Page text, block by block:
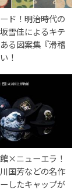
ド！明治時代の
雪佳によるキテ
る図案集『滑稽
！
×ニューエラ！
国芳などの名作
したキャップが